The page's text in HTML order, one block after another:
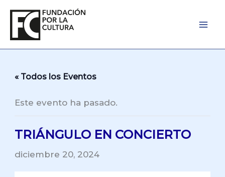
contenido
« Todos los Eventos
Este evento ha pasado.
TRIÁNGULO EN CONCIERTO
diciembre 20, 2024